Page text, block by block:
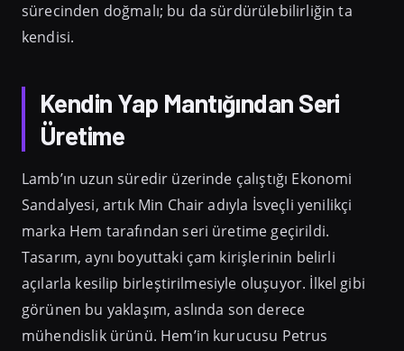
sürecinden doğmalı; bu da sürdürülebilirliğin ta
kendisi.
Kendin Yap Mantığından Seri
Üretime
Lamb’ın uzun süredir üzerinde çalıştığı Ekonomi
Sandalyesi, artık Min Chair adıyla İsveçli yenilikçi
marka Hem tarafından seri üretime geçirildi.
Tasarım, aynı boyuttaki çam kirişlerinin belirli
açılarla kesilip birleştirilmesiyle oluşuyor. İlkel gibi
görünen bu yaklaşım, aslında son derece
mühendislik ürünü. Hem’in kurucusu Petrus